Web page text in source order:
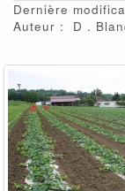
Dernière
Auteur :
D